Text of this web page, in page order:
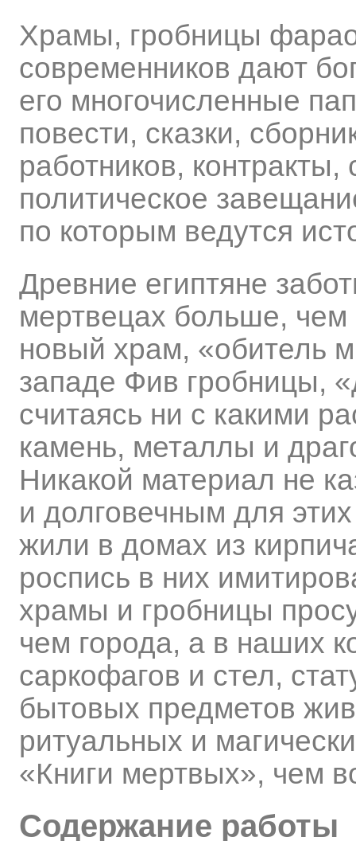
Храмы, гробницы
современников дают
его многочисленные
повести, сказки,
работников,
политическое
по которым ведутся
Древние египтяне
мертвецах больше, чем
новый храм, «обитель
западе Фив гробницы,
считаясь ни с какими
камень, металлы и
Никакой материал не
и долговечным для
жили в домах из
роспись в них
храмы и гробницы
чем города, а в наших
саркофагов и стел,
бытовых предметов
ритуальных и
«Книги мертвых», чем
Содержание работы